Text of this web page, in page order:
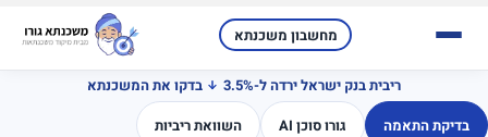
מחשבון משכנתא
ריבית בנק ישראל ירדה ל-3.5%
בדקו את המשכנתא
בדיקת התאמה
גורו סוכן AI השוואת ריביות